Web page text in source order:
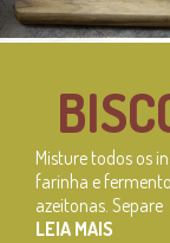
Misture todos os
farinha e
azeitonas. Separe
LEIA MAIS